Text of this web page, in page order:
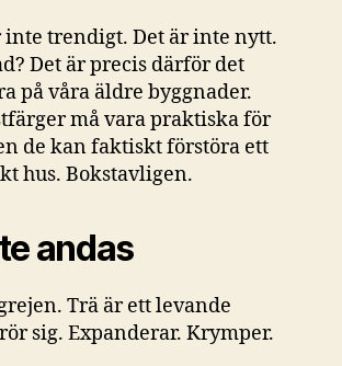
trendigt. Det är inte nytt.
Det är precis därför det
på våra äldre byggnader.
må vara praktiska för
de kan faktiskt förstöra ett
hus. Bokstavligen.
andas
Trä är ett levande
sig. Expanderar. Krymper.